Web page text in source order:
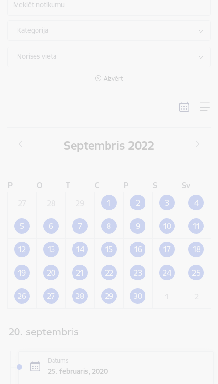
Meklēt notikumu
Kategorija
Norises vieta
Aizvērt
Septembris 2022
P O T C P S
Sv
1 2 3 4
5 6 7 8 9 10 11
12 13 14 15 16 17 18
19 20 21 22 23 24 25
26 27 28 29 30
20. septembris
Datums
25. februāris, 2020